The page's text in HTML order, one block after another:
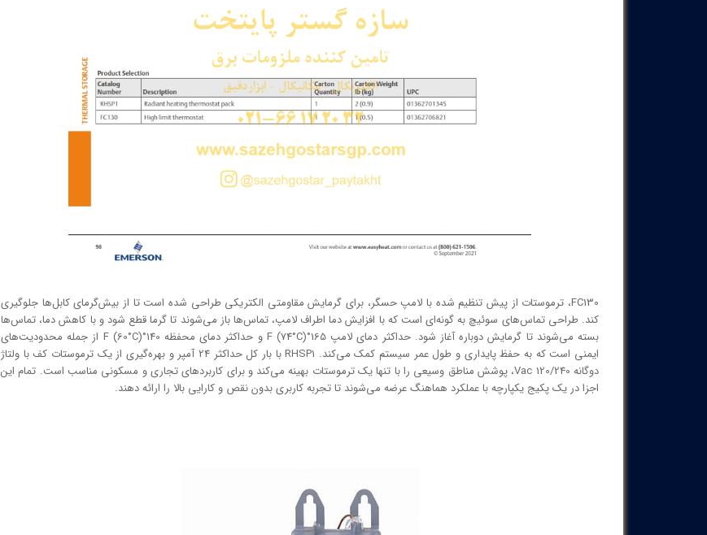
FC130، ترموستات از پیش تنظیم شده با لامپ حسگر، برای گرمایش مقاومتی الکتریکی طراحی شده است تا از بیش‌گرمای کابل‌ها جلوگیری
کند. طراحی تماس‌های سوئیچ به گونه‌ای است که با افزایش دما اطراف لامپ، تماس‌ها باز می‌شوند تا گرما قطع شود و با کاهش دما، تماس‌ها
بسته می‌شوند تا گرمایش دوباره آغاز شود. حداکثر دمای لامپ 165°F (74°C) و حداکثر دمای محفظه 140°F (60°C) از جمله محدودیت‌های
ایمنی است که به حفظ پایداری و طول عمر سیستم کمک می‌کند. RHSP1 با بار کل حداکثر 24 آمپر و بهره‌گیری از یک ترموستات کف با ولتاژ
دوگانه 120/240 Vac، پوشش مناطق وسیعی را با تنها یک ترموستات بهینه می‌کند و برای کاربردهای تجاری و مسکونی مناسب است. تمام این
اجزا در یک پکیج یکپارچه با عملکرد هماهنگ عرضه می‌شوند تا تجربه کاربری بدون نقص و کارایی بالا را ارائه دهند.